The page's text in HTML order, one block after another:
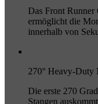
Das Front
ermöglicht die
innerhalb von
270° Heavy-Duty
Die erste 270
Stangen